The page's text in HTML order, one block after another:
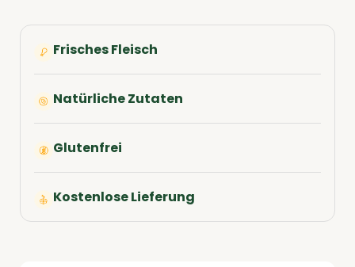
Frisches Fleisch
Natürliche Zutaten
Glutenfrei
Kostenlose Lieferung